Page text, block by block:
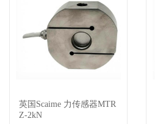
查看详情
英国Scaime 力传感器MTR
Z-2kN